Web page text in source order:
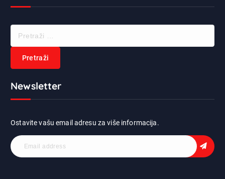
a
Newsletter
Ostavite vašu email adresu za više informacija.